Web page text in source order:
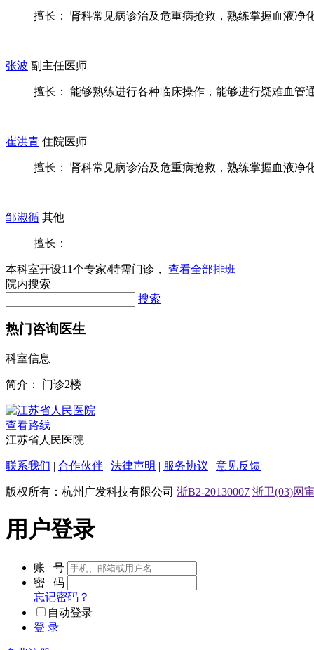
擅长： 肾科常见病诊治及危重病抢救，熟练掌握血液净
张波 副主任医师
擅长： 能够熟练进行各种临床操作，能够进行疑难血管
崔洪青 住院医师
擅长： 肾科常见病诊治及危重病抢救，熟练掌握血液净
邹淑循 其他
擅长：
本科室开设11个专家/特需门诊， 查看全部排班
院内搜索
搜索
热门咨询医生
科室信息
简介： 门诊2楼
查看路线
江苏省人民医院
联系我们 | 合作伙伴 | 法律声明 | 服务协议 | 意见反馈
版权所有：杭州广发科技有限公司 浙B2-20130007 浙卫(03)网
用户登录
账 号
密 码
忘记密码？
自动登录
登 录